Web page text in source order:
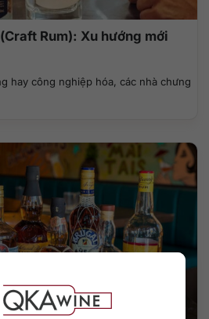
Rum): Xu hướng mới
hay công nghiệp hóa, các nhà chưng